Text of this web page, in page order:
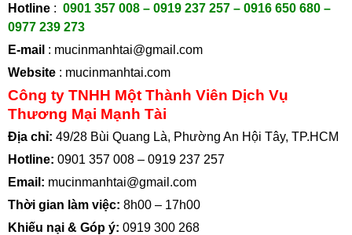
Hotline : 0901 357 008 – 0919 237 257 – 0916 650 680 –
0977 239 273
E-mail : mucinmanhtai@gmail.com
Website : mucinmanhtai.com
Công ty TNHH Một Thành Viên Dịch Vụ
Thương Mại Mạnh Tài
Địa chỉ: 49/28 Bùi Quang Là, Phường An Hội Tây, TP.HCM
Hotline: 0901 357 008 – 0919 237 257
Email: mucinmanhtai@gmail.com
Thời gian làm việc: 8h00 – 17h00
Khiếu nại & Góp ý: 0919 300 268